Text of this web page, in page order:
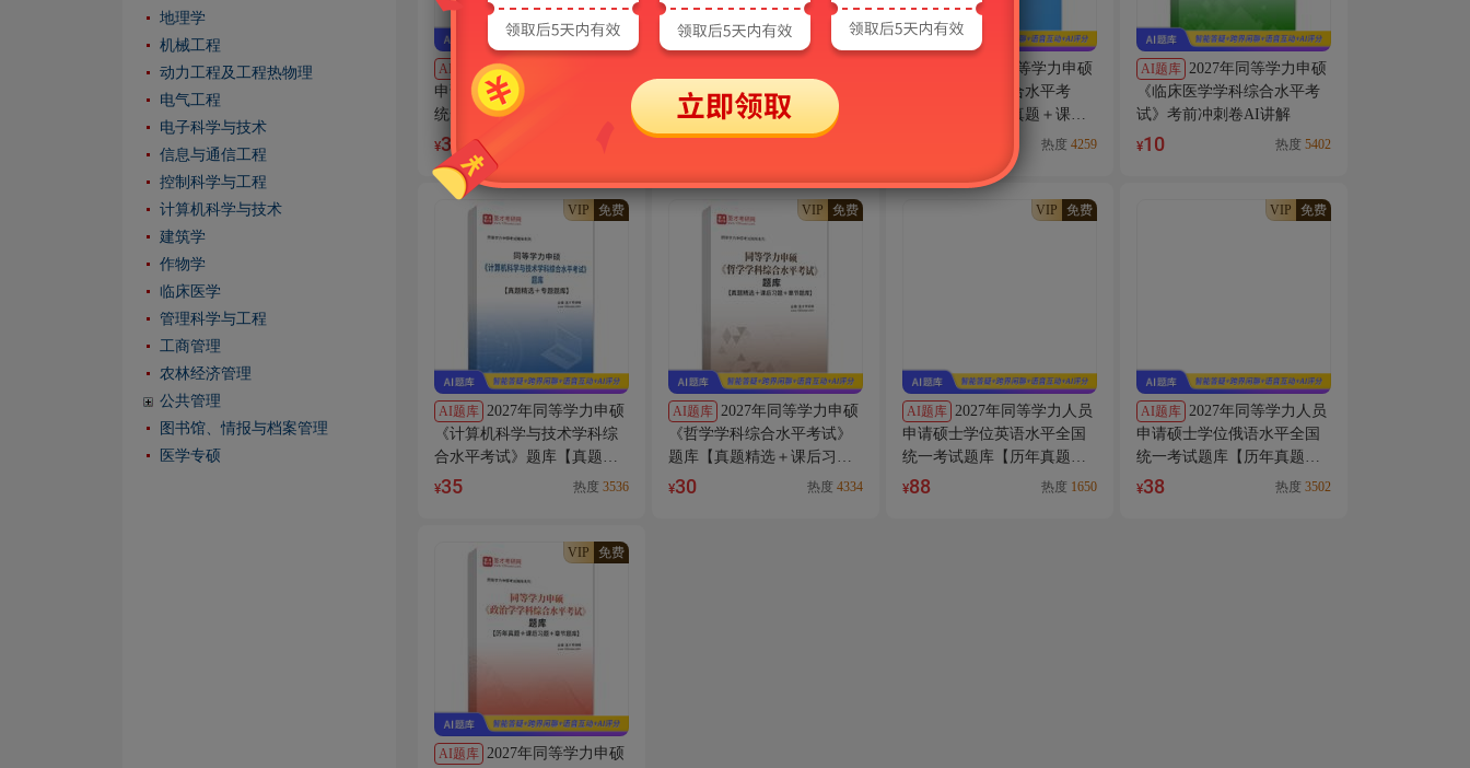
地理学
机械工程
动力工程及工程热物理
电气工程
电子科学与技术
信息与通信工程
控制科学与工程
计算机科学与技术
建筑学
作物学
临床医学
管理科学与工程
工商管理
农林经济管理
公共管理
图书馆、情报与档案管理
医学专硕
AI题库 2027年同等学力人员
申请硕士学位日语水平全国
统一考试题库【真题精选＋
章节题库】AI讲解
¥38
《图书馆、情报与档案管理
学科综合水平考试》题库AI
讲解
40
2027年同等学力申硕
《社会学学科综合水平考
试》题库【历年真题＋课后
习题＋章节题库】AI讲解
热度 4259
AI题库 2027年同等学力申硕
《临床医学学科综合水平考
试》考前冲刺卷AI讲解
¥10 热度 5402
VIP 免费
AI题库 2027年同等学力申硕
《计算机科学与技术学科综
合水平考试》题库【真题精
选＋专题题库】AI讲解
¥35 热度 3536
VIP 免费
AI题库 2027年同等学力申硕
《哲学学科综合水平考试》
题库【真题精选＋课后习题
＋章节题库】AI讲解
¥30 热度 4334
VIP 免费
AI题库 2027年同等学力人员
申请硕士学位英语水平全国
统一考试题库【历年真题
（视频讲解）＋章节题库＋
¥88 热度 1650
VIP 免费
AI题库 2027年同等学力人员
申请硕士学位俄语水平全国
统一考试题库【历年真题＋
章节题库＋模拟试题】AI讲
¥38 热度 3502
VIP 免费
AI题库 2027年同等学力申硕